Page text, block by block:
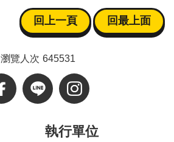
回上一頁 回最上面
瀏覽人次 645531
執行單位